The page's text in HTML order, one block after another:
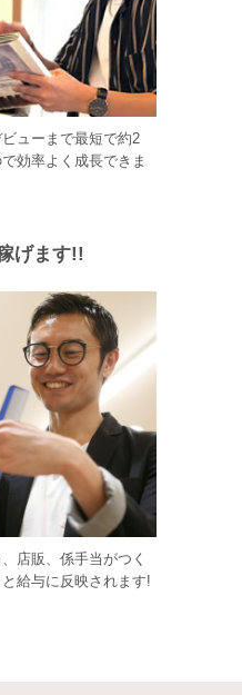
ューまで最短で約2
効率よく成長できま
げます!!
店販、係手当がつく
給与に反映されます!